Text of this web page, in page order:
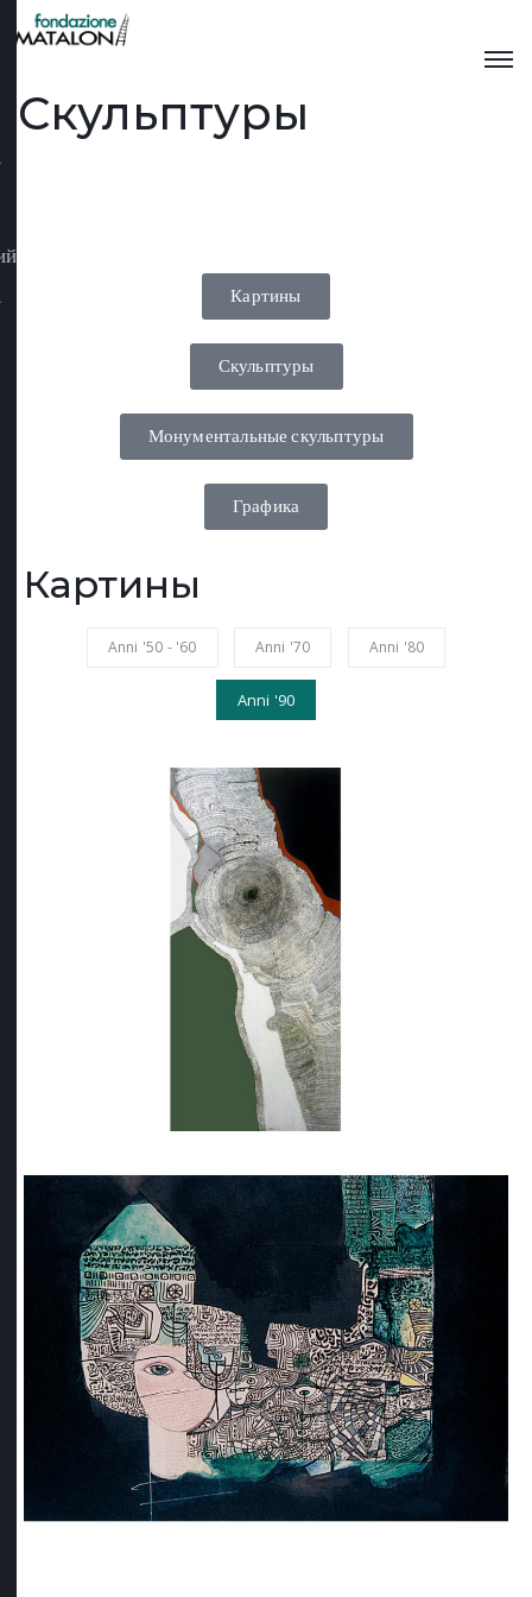
Скульптуры
Картины
Скульптуры
Монументальные скульптуры
Графика
Картины
Anni '50 - '60 Anni '70 Anni '80
Anni '90